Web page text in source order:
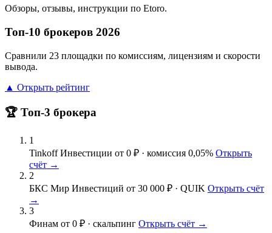
Обзоры, отзывы, инструкции по Etoro.
Топ-10 брокеров 2026
Сравнили 23 площадки по комиссиям, лицензиям и скорости
вывода.
▲ Открыть рейтинг
🏆 Топ-3 брокера
1
Tinkoff Инвестиции от 0 ₽ · комиссия 0,05% Открыть
счёт →
2
БКС Мир Инвестиций от 30 000 ₽ · QUIK Открыть счёт
→
3
Финам от 0 ₽ · скальпинг Открыть счёт →